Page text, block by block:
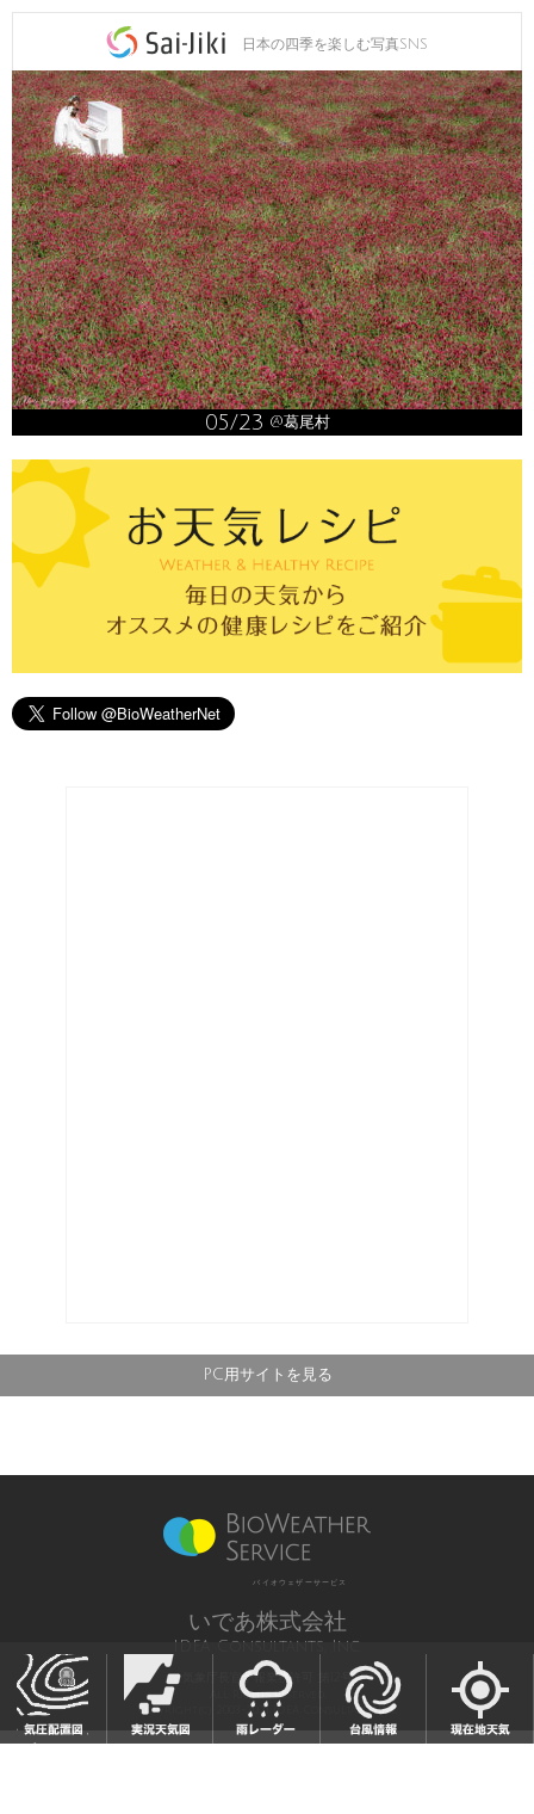
日本の四季を楽しむ写真SNS
05/23 @葛尾村
PC用サイトを見る
バイオウェザーサービス
いであ株式会社
IDEA Consultants, Inc.
気象庁長官予報業務許可 第12号
All Rights Reserved,
Copyright(c) 2003-2021 IDEA Consultants,Inc